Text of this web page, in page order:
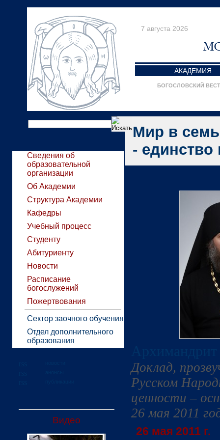
7 августа 2026
АКАДЕМИЯ
БОГОСЛОВСКИЙ
Сведения об
образовательной
организации
Об Академии
Структура Академии
Кафедры
Учебный процесс
Студенту
Абитуриенту
Новости
Расписание
богослужений
Пожертвования
Сектор заочного обучения
Отдел дополнительного
образования
Видео
Мир в
- единство
Доклад,
Русском
ценности –
26 мая 2011
26 мая 2011 г.